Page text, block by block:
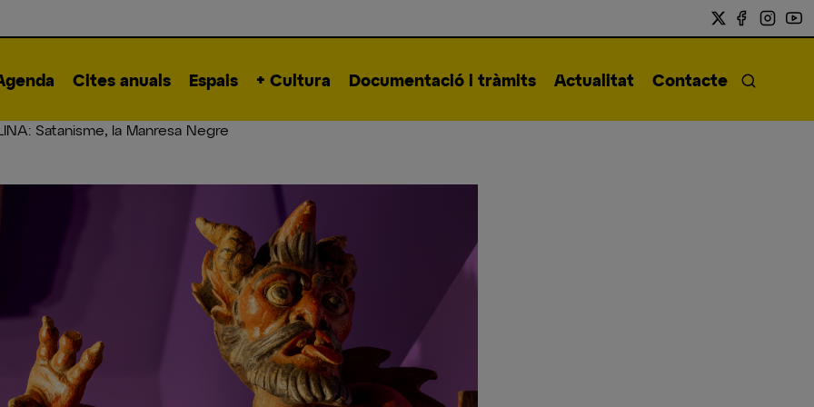
Cites anuals Espais + Cultura Documentació i tràmits Actualitat Contacte
Satanisme, la Manresa Negre